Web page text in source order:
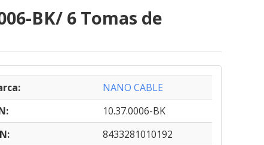
BK/ 6 Tomas de
NANO CABLE
10.37.0006-BK
8433281010192